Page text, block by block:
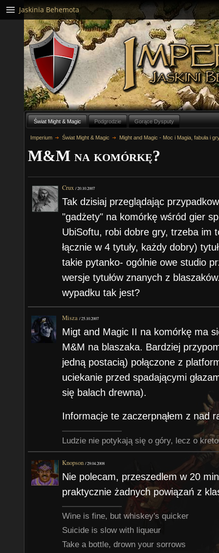
Świat Might & Magic Podgrodzie Gorące Dysputy
Imperium Świat Might & Magic Might and Magic - Moc i Magia, fabuła i
M&M na komórkę?
Crux /20.10.2007
Tak dzisiaj przeglądając
"gadżety" na komórkę wśród gier
UbiSoftu, robi dobre gry, trzeba im
łącznie w 4 tytuły, każdy dobry)
takie pytanko- ogólnie owe studio
wersje tytułów znanych z
wypadku tak jest?
Misza /25.10.2007
Migt and Magic II na komórkę ma
M&M na blaszaka. Bardziej
jedną postacią) połączone z
uciekanie przed spadającymi
się balach drewna).
Informacje te zaczerpnąłem z nad
Ludzie nie potykają się o góry, lecz o
Knopson /29.04.2008
Nie polecam, przeszedlem w 20
praktycznie żadnych powiązań z
Wine is fine, but whiskey's quicker
Suicide is slow with liqueur
Take a bottle, drown your sorrows
Jaskinia Behemota